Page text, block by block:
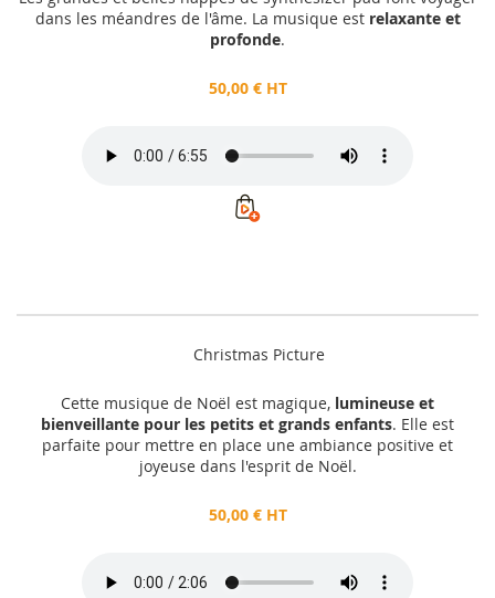
dans les méandres de l'âme. La musique est relaxante et
profonde.
50,00 € HT
Christmas Picture
Cette musique de Noël est magique, lumineuse et
bienveillante pour les petits et grands enfants. Elle est
parfaite pour mettre en place une ambiance positive et
joyeuse dans l'esprit de Noël.
50,00 € HT